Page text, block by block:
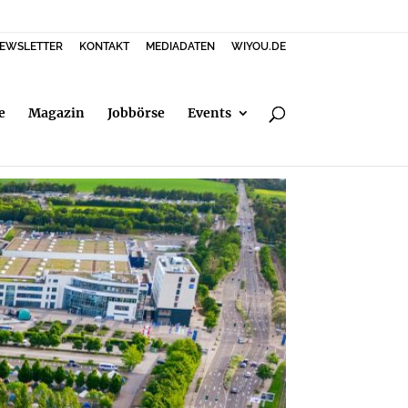
KONTAKT MEDIADATEN WIYOU.DE
Magazin Jobbörse Events